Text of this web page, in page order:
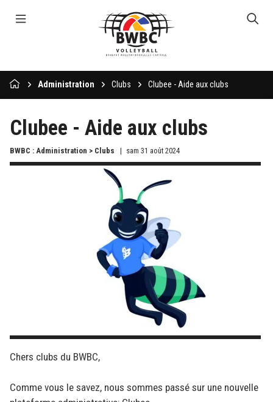
Administration Clubs Clubee - Aide aux clubs
Clubee - Aide aux clubs
BWBC : Administration > Clubs sam 31 août 2024
Chers clubs du BWBC,
Comme vous le savez, nous sommes passé sur une nouvelle